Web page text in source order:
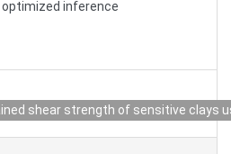
inference
shear strength of sensitive clays